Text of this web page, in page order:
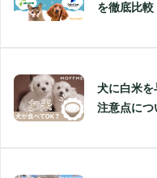
を徹底比較
犬に白米を
注意点につ